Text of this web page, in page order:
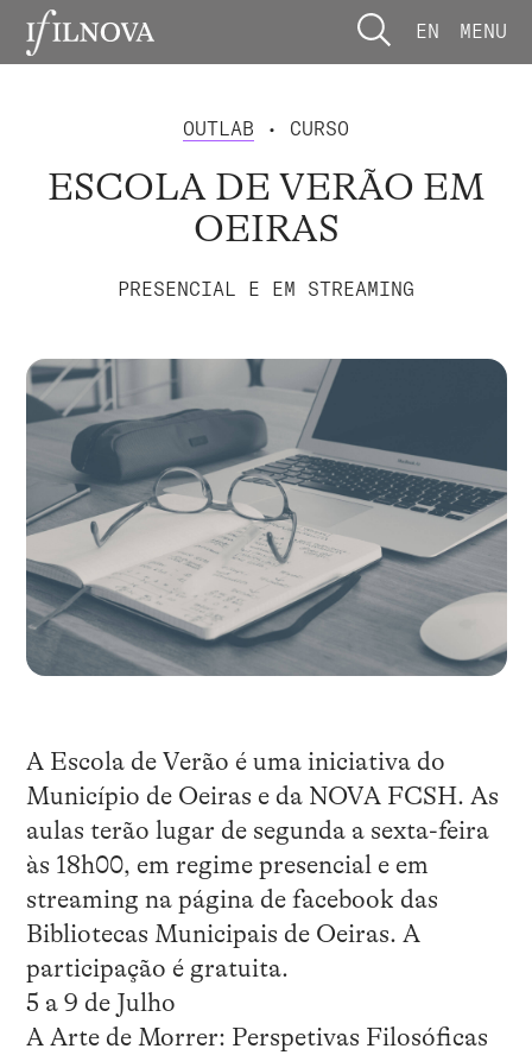
EN MENU
OUTLAB • CURSO
ESCOLA DE VERÃO EM
OEIRAS
PRESENCIAL E EM STREAMING
A Escola de Verão é uma iniciativa do
Município de Oeiras e da NOVA FCSH. As
aulas terão lugar de segunda a sexta-feira
às 18h00, em regime presencial e em
streaming na página de facebook das
Bibliotecas Municipais de Oeiras. A
participação é gratuita.
5 a 9 de Julho
A Arte de Morrer: Perspetivas Filosóficas